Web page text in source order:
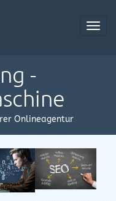
-
Onlineagentur